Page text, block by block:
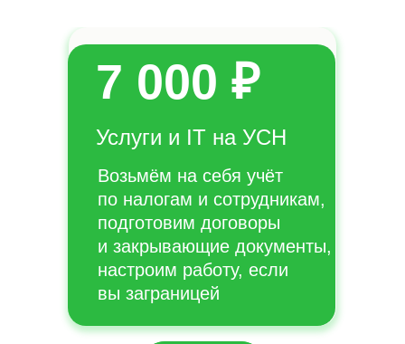
7 000 ₽
Услуги и IT на УСН
Возьмём на себя учёт
по налогам и сотрудникам,
подготовим договоры
и закрывающие документы,
настроим работу, если
вы заграницей